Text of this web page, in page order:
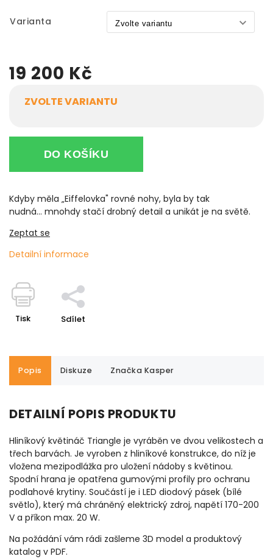
Varianta
19 200 Kč
ZVOLTE VARIANTU
DO KOŠÍKU
Kdyby měla „Eiffelovka" rovné nohy, byla by tak
nudná... mnohdy stačí drobný detail a unikát je na světě.
Zeptat se
Detailní informace
Tisk Sdílet
Popis Diskuze Značka Kasper
DETAILNÍ POPIS PRODUKTU
Hliníkový květináč Triangle je vyráběn ve dvou velikostech a
třech barvách. Je vyroben z hliníkové konstrukce, do níž je
vložena mezipodlážka pro uložení nádoby s květinou.
Spodní hrana je opatřena gumovými profily pro ochranu
podlahové krytiny. Součástí je i LED diodový pásek (bílé
světlo), který má chráněný elektrický zdroj, napětí 170-200
V a příkon max. 20 W.
Na požádání vám rádi zašleme 3D model a produktový
katalog v PDF.